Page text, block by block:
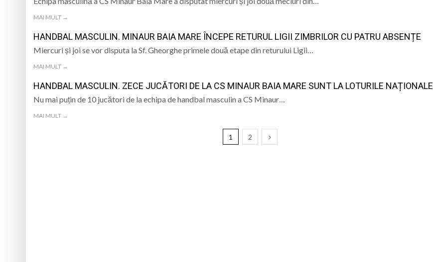
MAI MULT →
HANDBAL MASCULIN. MINAUR BAIA MARE ÎNCEPE RETURUL LIGII ZIMBRILOR CU PATRU ABSENȚE
Miercuri și joi se vor disputa la Sf. Gheorghe primele două etape din returului Ligii…
MAI MULT →
HANDBAL MASCULIN. ZECE JUCĂTORI DE LA CS MINAUR BAIA MARE SUNT LA LOTURILE NAȚIONALE
Nu mai puțin de 10 jucători de la echipa de handbal masculin a CS Minaur…
MAI MULT →
1 2